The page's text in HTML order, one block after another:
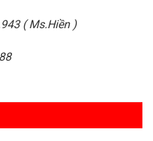
( Ms.Hiền )